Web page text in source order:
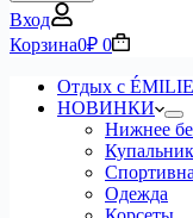
Вход
Корзина0₽ 0
Отдых с
НОВИНКИ
Нижнее
Одежда